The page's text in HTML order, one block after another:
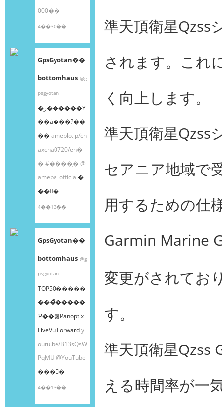
000��
4��30��
GpsGyotan��
bottomhaus @g
psgyotan
�ر������Υ
��å���?��
��ameblo.jp/ch
axcha0720/en�
�#����֥�@
ameba_official�
��󤫤�
4��13��
GpsGyotan��
bottomhaus @g
psgyotan
TOP50�����
���ͤ�����
Ƥ��줿Panoptix
LiveVu Forwardy
outu.be/B13sQsW
PqMU @YouTube
���󤫤�
4��13��
準天頂衛星Qzss
されます。これ
く向上します。
準天頂衛星Qzss
セアニア地域で
用するための仕
Garmin Marine
変更がされてお
す。
準天頂衛星Qzss
える時間率が一